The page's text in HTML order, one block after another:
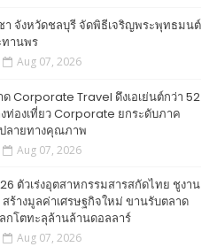
า จังหวัดชลบุรี จัดพิธีเจริญพระพุทธมนต์
ทานพร
Aug 07, 2026
Corporate Travel ดึงเอเย่นต์กว่า 52
ท่องเที่ยว Corporate ยกระดับภาค
ลายทางคุณภาพ
Aug 07, 2026
ตัวเร่งอุตสาหกรรมสารสกัดไทย ชูงาน
ร้างมูลค่าเศรษฐกิจใหม่ ขานรับตลาด
โตทะลุล้านล้านดอลลาร์
Aug 07, 2026